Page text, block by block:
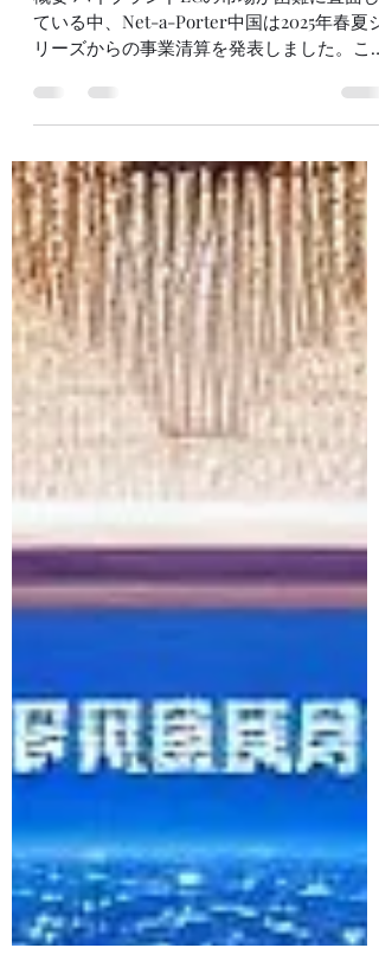
ハイブランドECのNet-a-
Porter中国が解散
概要 ハイブランドECの市場が困難に直面し
ている中、Net-a-Porter中国は2025年春夏シ
に続いて、他の多くのハイブランドECプラ
ットフォームも経営難に直面しています。し
かし、中国市場のハイブランド消費は今後も
増加する見込みで...